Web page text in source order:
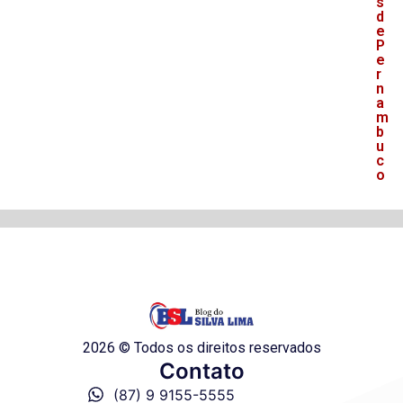
d
e
P
e
r
n
a
m
b
u
c
o
2026 © Todos os direitos reservados
Contato
(87) 9 9155-5555